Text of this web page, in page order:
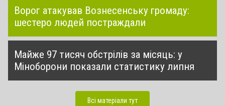
Ворог атакував Вознесенську громаду:
шестеро людей постраждали
Майже 97 тисяч обстрілів за місяць: у
Міноборони показали статистику липня
Всі матеріали тут